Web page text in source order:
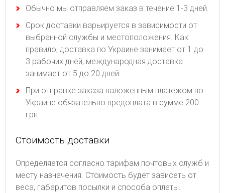
Обычно мы отправляем заказ в течение 1-3 дней.
Срок доставки варьируется в зависимости от
выбранной службы и местоположения. Как
правило, доставка по Украине занимает от 1 до
3 рабочих дней, международная доставка
занимает от 5 до 20 дней.
При отправке заказа наложенным платежом по
Украине обязательно предоплата в сумме 200
грн.
Стоимость доставки
Определяется согласно тарифам почтовых служб и
месту назначения. Стоимость будет зависеть от
веса, габаритов посылки и способа оплаты.